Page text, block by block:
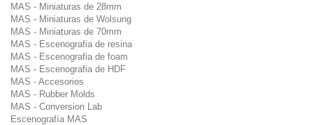
MAS - Miniaturas de 28mm
MAS - Miniaturas de Wolsung
MAS - Miniaturas de 70mm
MAS - Escenografia de resina
MAS - Escenografia de foam
MAS - Escenografia de HDF
MAS - Accesorios
MAS - Rubber Molds
MAS - Conversion Lab
Escenografía MAS